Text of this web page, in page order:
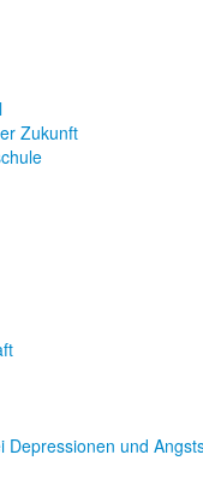
Zukunft
Depressionen und